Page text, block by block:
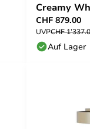
Creamy
CHF 879.00
UVPCHF
Auf Lager